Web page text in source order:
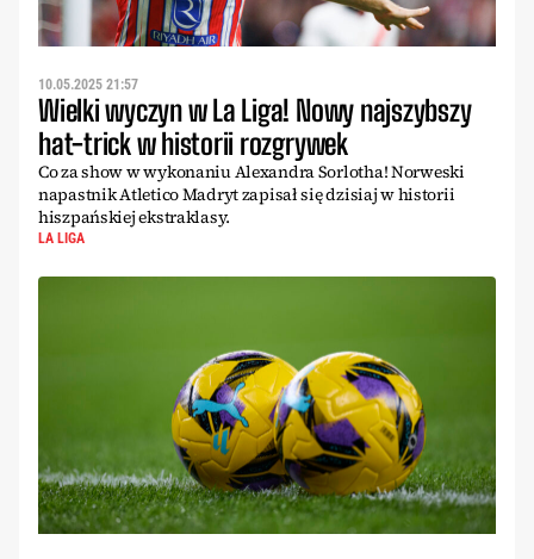
10.05.2025 21:57
Wielki wyczyn w La Liga! Nowy najszybszy
hat-trick w historii rozgrywek
Co za show w wykonaniu Alexandra Sorlotha! Norweski
napastnik Atletico Madryt zapisał się dzisiaj w historii
hiszpańskiej ekstraklasy.
LA LIGA